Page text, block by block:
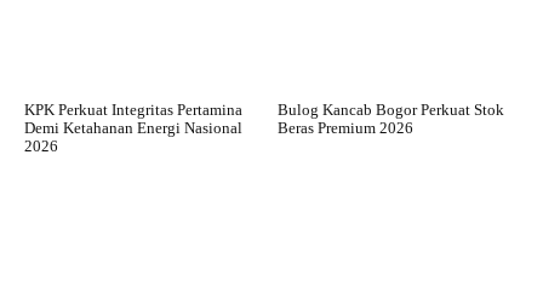
KPK Perkuat Integritas Pertamina
Demi Ketahanan Energi Nasional
2026
Bulog Kancab Bogor Perkuat Stok
Beras Premium 2026